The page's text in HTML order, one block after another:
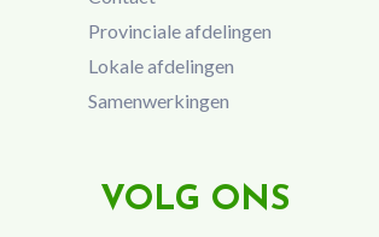
Provinciale afdelingen
Lokale afdelingen
Samenwerkingen
VOLG ONS